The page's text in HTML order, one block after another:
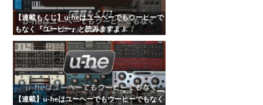
【連載もくじ】u-heはユーヘーでもウーヒーで
もなく『ユーヒー』と読みますよ！
【連載】u-heはユーヘーでもウーヒーでもなく